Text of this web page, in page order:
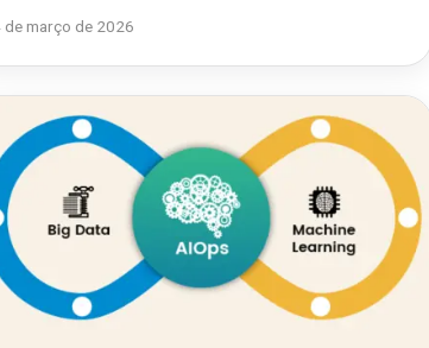
de março de 2026